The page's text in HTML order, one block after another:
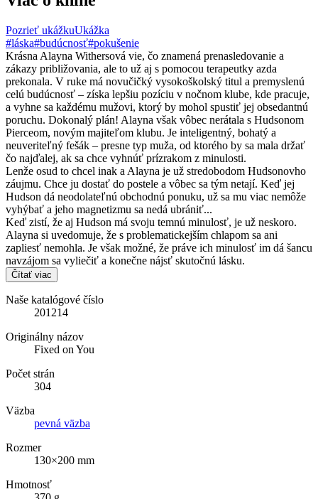
Pozrieť ukážkuUkážka
#láska#budúcnosť#pokušenie
Krásna Alayna Withersová vie, čo znamená prenasledovanie a
zákazy približovania, ale to už aj s pomocou terapeutky azda
prekonala. V ruke má novučičký vysokoškolský titul a premyslenú
celú budúcnosť – získa lepšiu pozíciu v nočnom klube, kde pracuje,
a vyhne sa každému mužovi, ktorý by mohol spustiť jej obsedantnú
poruchu. Dokonalý plán! Alayna však vôbec nerátala s Hudsonom
Pierceom, novým majiteľom klubu. Je inteligentný, bohatý a
neuveriteľný fešák – presne typ muža, od ktorého by sa mala držať
čo najďalej, ak sa chce vyhnúť prízrakom z minulosti.
Lenže osud to chcel inak a Alayna je už stredobodom Hudsonovho
záujmu. Chce ju dostať do postele a vôbec sa tým netají. Keď jej
Hudson dá neodolateľnú obchodnú ponuku, už sa mu viac nemôže
vyhýbať a jeho magnetizmu sa nedá ubrániť...
Keď zistí, že aj Hudson má svoju temnú minulosť, je už neskoro.
Alayna si uvedomuje, že s problematickejším chlapom sa ani
zapliesť nemohla. Je však možné, že práve ich minulosť im dá šancu
navzájom sa vyliečiť a konečne nájsť skutočnú lásku.
Čítať viac
Naše katalógové číslo
201214
Originálny názov
Fixed on You
Počet strán
304
Väzba
pevná väzba
Rozmer
130×200 mm
Hmotnosť